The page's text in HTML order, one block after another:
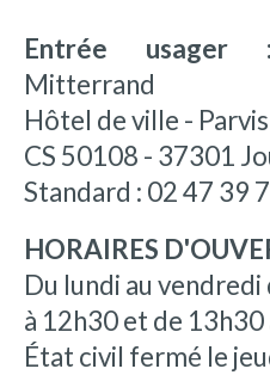
Entrée usager :
Mitterrand
Hôtel de ville -
CS 50108 - 37301
Standard : 02 47 39
HORAIRES
Du lundi au vendredi
à 12h30 et de 13h30
État civil fermé le